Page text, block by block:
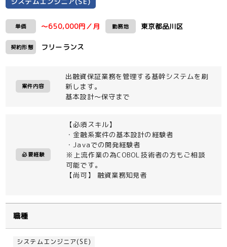
単価 ～650,000円／月 勤務地 東京都品川区
契約形態 フリーランス
案件内容
出融資保証業務を管理する基幹システムを刷
新します。
基本設計～保守まで
必要経験
【必須スキル】
・金融系案件の基本設計の経験者
・Javaでの開発経験者
※上流作業の為COBOL技術者の方もご相談
可能です。
【尚可】 融資業務知見者
職種
システムエンジニア(SE)